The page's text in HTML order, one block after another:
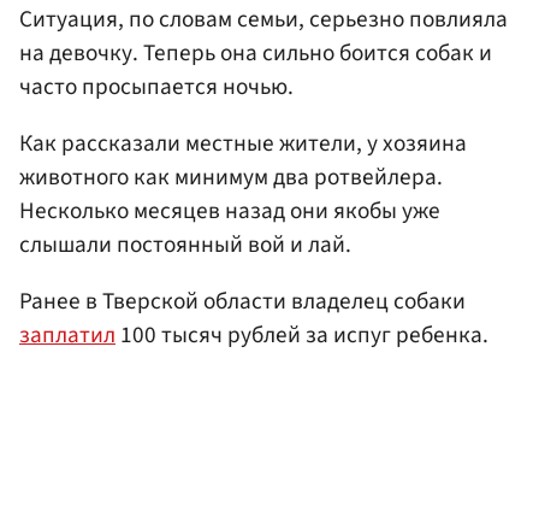
Ситуация, по словам семьи, серьезно повлияла
на девочку. Теперь она сильно боится собак и
часто просыпается ночью.
Как рассказали местные жители, у хозяина
животного как минимум два ротвейлера.
Несколько месяцев назад они якобы уже
слышали постоянный вой и лай.
Ранее в Тверской области владелец собаки
заплатил100 тысяч рублей за испуг ребенка.